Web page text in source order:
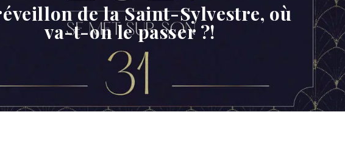
de la Saint-Sylvestre, où
va-t-on le passer ?!